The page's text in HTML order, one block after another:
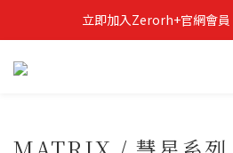
立即加入Zerorh+官網會
立即加入Zerorh+官網會
Zerorh+期間限定優惠全館滿